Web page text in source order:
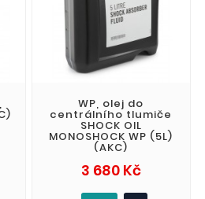
WP, olej do
centrálního tlumiče
SHOCK OIL
MONOSHOCK WP (5L)
(AKC)
3 680 KčCena